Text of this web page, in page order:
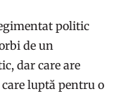
politic
de un
dar care are
luptă pentru o